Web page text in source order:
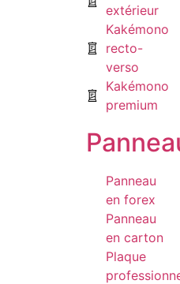
extérieur
Kakémono
recto-
verso
Kakémono
premium
Panneau
en forex
Panneau
en carton
Plaque